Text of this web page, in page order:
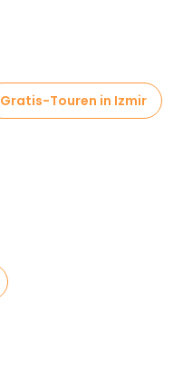
Gratis-Touren in Izmir